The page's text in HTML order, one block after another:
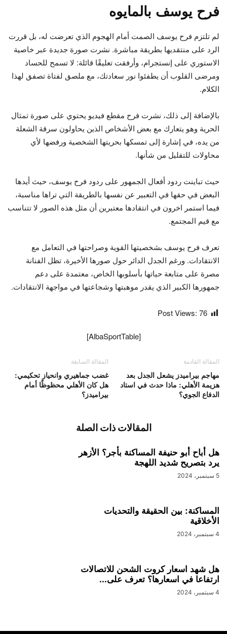
فرح يوسف بالمايوه
لم تلتزم فرح يوسف الصمت أمام الهجوم الذي تعرضت له، بل قررت
الرد على منتقديها بطريقة مباشرة. نشرت صورة جديدة عبر خاصية
الاستوري على إنستجرام، وأرفقت تعليقًا قائلة: لا تسمح للحساد
ومرضى القلوب أن يطفئوا نور سعادتك، مع ملصق لفتاة تصفق لهذا
الكلام.
بالإضافة إلى ذلك، نشرت فرح مقطع فيديو يحتوي على صورة تمثال
الحرية وهو يتعارك مع بعض الأشخاص الذين يحاولون سرقة الشعلة
من يده، في إشارة إلى تمسكها بحريتها الشخصية ورفضها لأي
محاولات للتقليل من شأنها.
حيث تباينت ردود أفعال الجمهور على ردود فرح يوسف، حيث أيدها
البعض في حقها في التعبير عن نفسها بالطريقة التي تراها مناسبة،
فيما استمر اخرون في انتقادها معتبرين أن مثل هذه الصور لا تتناسب
مع قيم المجتمع.
تعرف فرح يوسف بشخصيتها القوية وصراحتها في التعامل مع
الانتقادات. ورغم الجدل الدائر حول صورها الأخيرة، تظل الفنانة
مصرة على متابعة حياتها بأسلوبها الخاص، معتمدة على دعم
جمهورها الكبير الذي يقدر موهبتها وشجاعتها في مواجهة الانتقادات.
Post Views: 76
[AlbaSportTable]
المقالة السابقة
غضب جماهيري وانحياز تحكيمي:
هل كان الأهلي محظوظًا أمام
بيراميدز؟
المقالة القادمة
مهاجم بيراميدز يشعل الجدل بعد
هزيمة الأهلي: ماذا حدث في استاد
الدفاع الجوي؟
المقالات ذات الصلة
هل أباح أبو حنيفة المساكنة بأجر؟ الأزهر
يرد بتصريح شديد اللهجة
5 سبتمبر، 2024
المساكنة: بين الحقيقة والتحديات
الأخلاقية
4 سبتمبر، 2024
هل شهد اسعار كروت الشحن للاتصالات
ارتفاعا في اسعارها؟ تعرف على...
4 سبتمبر، 2024